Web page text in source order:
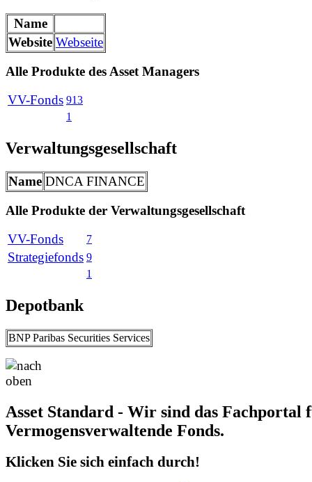
Name
Website Webseite
Alle Produkte des Asset Managers
VV-Fonds 913
1
Verwaltungsgesellschaft
Name DNCA FINANCE
Alle Produkte der Verwaltungsgesellschaft
VV-Fonds
7
Strategiefonds 9
1
Depotbank
BNP Paribas Securities Services
Asset Standard - Wir sind das Fachportal
Vermogensverwaltende Fonds.
Klicken Sie sich einfach durch!